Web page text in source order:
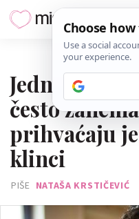
Jednu
često
prihvaćaju
klinci
PIŠE NATAŠA KRSTIČEVIĆ